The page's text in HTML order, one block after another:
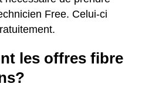
Free. Celui-ci
les offres fibre